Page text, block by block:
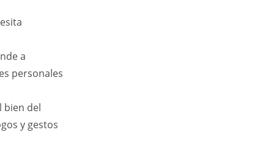
a
personales
bien del
y gestos